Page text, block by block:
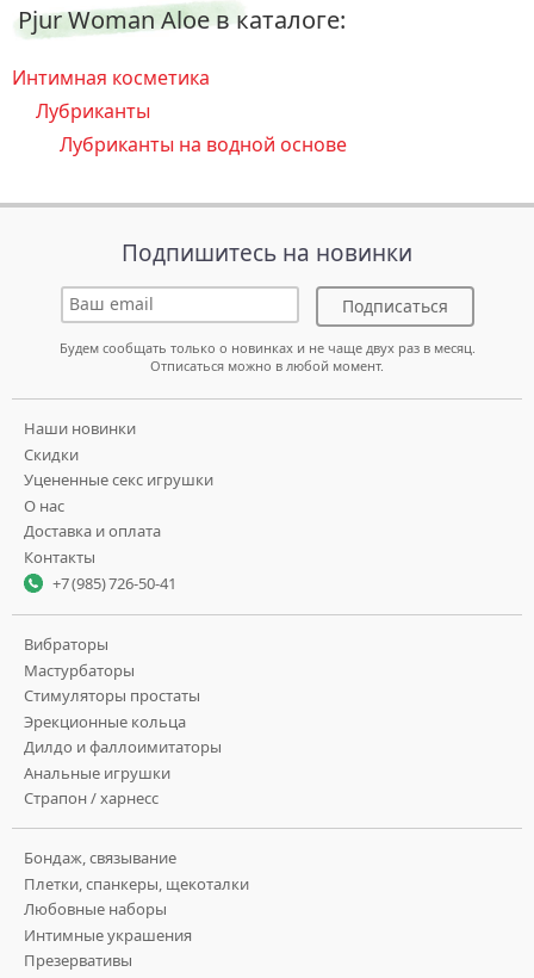
Pjur Woman Aloe в каталоге:
Интимная косметика
Лубриканты
Лубриканты на водной основе
Подпишитесь на новинки
Подписаться
Будем сообщать только о новинках и не чаще двух раз в месяц.
Отписаться можно в любой момент.
Наши новинки
Скидки
Уцененные секс игрушки
О нас
Доставка и оплата
Контакты
+7 (985) 726-50-41
Вибраторы
Мастурбаторы
Стимуляторы простаты
Эрекционные кольца
Дилдо и фаллоимитаторы
Анальные игрушки
Страпон / харнесс
Бондаж, связывание
Плетки, спанкеры, щекоталки
Любовные наборы
Интимные украшения
Презервативы